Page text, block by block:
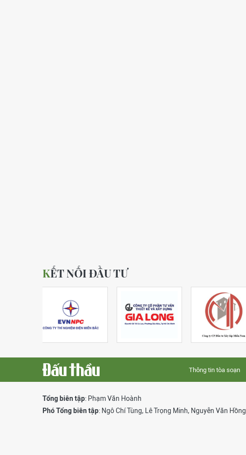
KẾT NỐI ĐẦU TƯ
Thông tin tòa soạn
Tổng biên tập: Phạm Văn Hoành
Phó Tổng biên tập: Ngô Chí Tùng, Lê Trọng Minh, Nguyễn Văn Hồng